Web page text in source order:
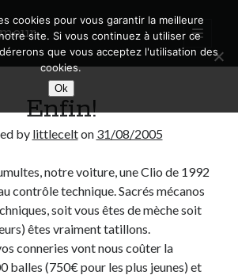
open
primary
menu
Métropole et Caluire, mon choix pour l’avenir
à Vélo : Aventures Familiales près de
Enfin!
by littlecelton 31/08/2005
notre voiture, une Clio de 1992
contrôle technique. Sacrés mécanos
soit vous êtes de mèche soit
êtes vraiment tatillons.
conneries vont nous coûter la
balles (750€ pour les plus jeunes) et
cookies pour vous garantir la meilleure
site. Si vous continuez à utiliser ce
que vous acceptez l'utilisation des
cookies.
Ok